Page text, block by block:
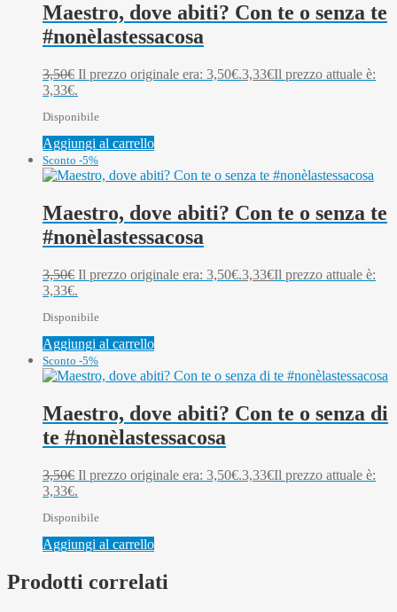
Maestro, dove abiti? Con te o senza te
#nonèlastessacosa
3,50€ Il prezzo originale era: 3,50€.3,33€Il prezzo attuale è:
3,33€.
Disponibile
Aggiungi al carrello
Sconto -5%
Maestro, dove abiti? Con te o senza te
#nonèlastessacosa
3,50€ Il prezzo originale era: 3,50€.3,33€Il prezzo attuale è:
3,33€.
Disponibile
Aggiungi al carrello
Sconto -5%
Maestro, dove abiti? Con te o senza di
te #nonèlastessacosa
3,50€ Il prezzo originale era: 3,50€.3,33€Il prezzo attuale è:
3,33€.
Disponibile
Aggiungi al carrello
Prodotti correlati